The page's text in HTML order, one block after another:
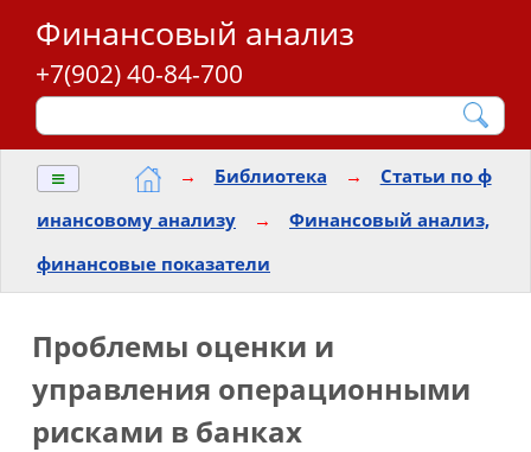
Финансовый анализ
+7(902) 40-84-700
≡ → Библиотека →
Статьи по ф
инансовому анализу
→
Финансовый анализ,
финансовые показатели
Проблемы оценки и
управления операционными
рисками в банках